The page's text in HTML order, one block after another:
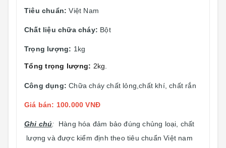
Tiêu chuẩn: Việt Nam
Chất liệu chữa cháy: Bột
Trọng lượng: 1kg
Tổng trọng lượng: 2kg.
Công dụng:Chữa cháy chất lỏng,chất khí, chất rắn
Giá bán: 100.000 VNĐ
Ghi chú: Hàng hóa đảm bảo đúng chủng loại, chất
lượng và được kiểm định theo tiêu chuẩn Việt nam